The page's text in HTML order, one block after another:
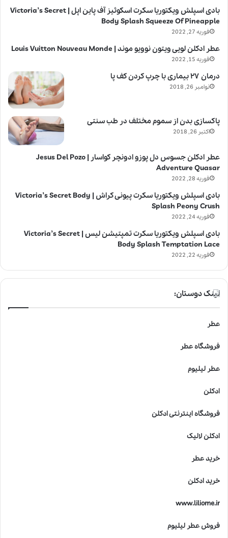
بادی اسپلش ویکتوریا سکرت اسکوئیز آف پاین اپل | Victoria’s Secret
Body Splash Squeeze Of Pineapple
فوریه 27, 2022
عطر ادکلن لویی ویتون نوویو موند | Louis Vuitton Nouveau Monde
فوریه 15, 2022
درمان ۲۷ بیماری با چرپ کردن کف پا
نوامبر 26, 2018
پاکسازی بدن از سموم مختلف در طب سنتی
اکتبر 26, 2018
عطر ادکلن جسوس دل پوزو ادونچر کواسار | Jesus Del Pozo
Adventure Quasar
فوریه 28, 2022
بادی اسپلش ویکتوریا سکرت پیونی کراش | Victoria’s Secret Body
Splash Peony Crush
فوریه 24, 2022
بادی اسپلش ویکتوریا سکرت تمپتیشن لیس | Victoria’s Secret
Body Splash Temptation Lace
فوریه 22, 2022
لینک دوستان:
عطر
فروشگاه عطر
عطر لیلیوم
ادکلن
فروشگاه اینترنتی ادکلن
ادکلن لالیک
خرید عطر
خرید ادکلن
www.liliome.ir
فروش عطر لیلیوم